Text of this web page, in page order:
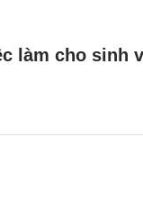
làm cho sinh